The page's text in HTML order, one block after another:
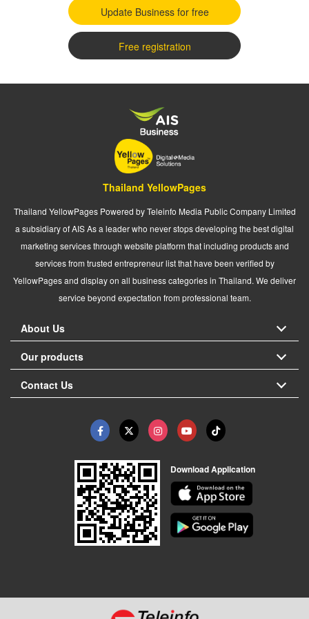
Update Business for free
Free registration
Thailand YellowPages
Thailand YellowPages Powered by Teleinfo Media Public Company Limited
a subsidiary of AIS As a leader who never stops developing the best digital
marketing services through website platform that including products and
services from trusted entrepreneur list that have been verified by
YellowPages and display on all business categories in Thailand. We deliver
service beyond expectation from professional team.
About Us
Our products
Contact Us
Download Application